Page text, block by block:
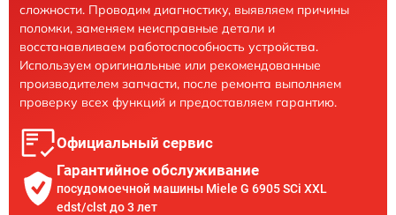
сложности. Проводим диагностику, выявляем причины
поломки, заменяем неисправные детали и
восстанавливаем работоспособность устройства.
Используем оригинальные или рекомендованные
производителем запчасти, после ремонта выполняем
проверку всех функций и предоставляем гарантию.
Официальный сервис
Гарантийное обслуживание
посудомоечной машины Miele G 6905 SCi XXL
edst/clst до 3 лет